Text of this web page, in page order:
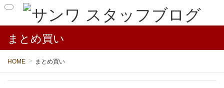
まとめ買い
HOME まとめ買い